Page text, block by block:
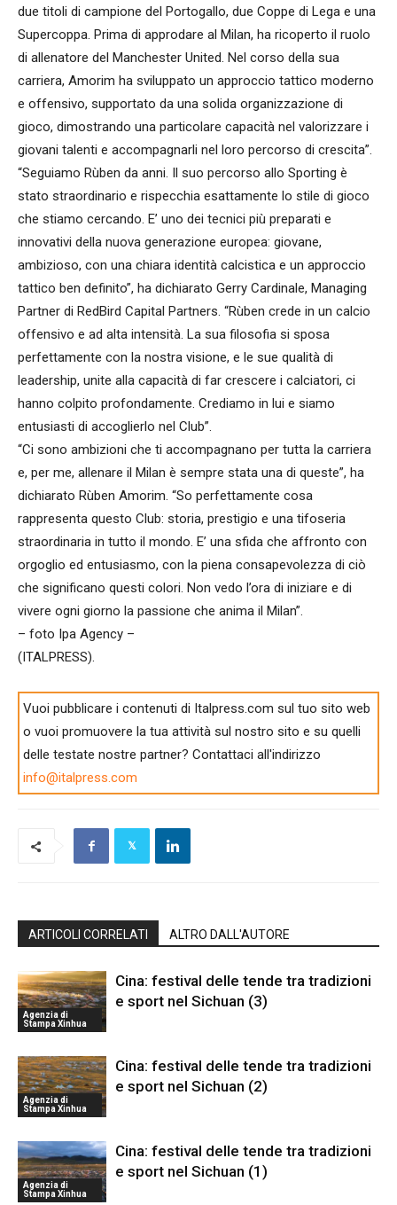
due titoli di campione del Portogallo, due Coppe di Lega e una
Supercoppa. Prima di approdare al Milan, ha ricoperto il ruolo
di allenatore del Manchester United. Nel corso della sua
carriera, Amorim ha sviluppato un approccio tattico moderno
e offensivo, supportato da una solida organizzazione di
gioco, dimostrando una particolare capacità nel valorizzare i
giovani talenti e accompagnarli nel loro percorso di crescita”.
“Seguiamo Rùben da anni. Il suo percorso allo Sporting è
stato straordinario e rispecchia esattamente lo stile di gioco
che stiamo cercando. E’ uno dei tecnici più preparati e
innovativi della nuova generazione europea: giovane,
ambizioso, con una chiara identità calcistica e un approccio
tattico ben definito”, ha dichiarato Gerry Cardinale, Managing
Partner di RedBird Capital Partners. “Rùben crede in un calcio
offensivo e ad alta intensità. La sua filosofia si sposa
perfettamente con la nostra visione, e le sue qualità di
leadership, unite alla capacità di far crescere i calciatori, ci
hanno colpito profondamente. Crediamo in lui e siamo
entusiasti di accoglierlo nel Club”.
“Ci sono ambizioni che ti accompagnano per tutta la carriera
e, per me, allenare il Milan è sempre stata una di queste”, ha
dichiarato Rùben Amorim. “So perfettamente cosa
rappresenta questo Club: storia, prestigio e una tifoseria
straordinaria in tutto il mondo. E’ una sfida che affronto con
orgoglio ed entusiasmo, con la piena consapevolezza di ciò
che significano questi colori. Non vedo l’ora di iniziare e di
vivere ogni giorno la passione che anima il Milan”.
– foto Ipa Agency –
(ITALPRESS).
Vuoi pubblicare i contenuti di Italpress.com sul tuo sito web
o vuoi promuovere la tua attività sul nostro sito e su quelli
delle testate nostre partner? Contattaci all'indirizzo
info@italpress.com
ARTICOLI CORRELATI ALTRO DALL'AUTORE
Agenzia di
Stampa Xinhua
Cina: festival delle tende tra tradizioni
e sport nel Sichuan (3)
Agenzia di
Stampa Xinhua
Cina: festival delle tende tra tradizioni
e sport nel Sichuan (2)
Agenzia di
Stampa Xinhua
Cina: festival delle tende tra tradizioni
e sport nel Sichuan (1)